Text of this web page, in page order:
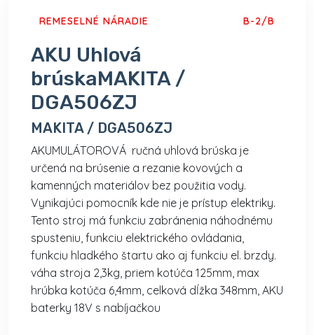
REMESELNÉ NÁRADIE B-2/B
AKU Uhlová
brúskaMAKITA /
DGA506ZJ
MAKITA / DGA506ZJ
AKUMULÁTOROVÁ ručná uhlová brúska je
určená na brúsenie a rezanie kovových a
kamenných materiálov bez použitia vody.
Vynikajúci pomocník kde nie je prístup elektriky.
Tento stroj má funkciu zabránenia náhodnému
spusteniu, funkciu elektrického ovládania,
funkciu hladkého štartu ako aj funkciu el. brzdy.
váha stroja 2,3kg, priem kotúča 125mm, max
hrúbka kotúča 6,4mm, celková dĺžka 348mm, AKU
baterky 18V s nabíjačkou